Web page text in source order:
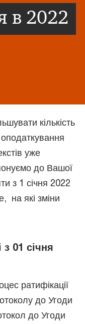
в 2022
кількість
уже
до Вашої
з 1 січня 2022
на які зміни
01 січня
ратифікації
до Угоди
до Угоди